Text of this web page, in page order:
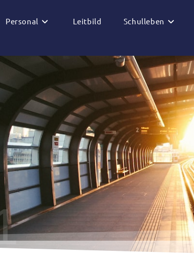
Personal Leitbild Schulleben